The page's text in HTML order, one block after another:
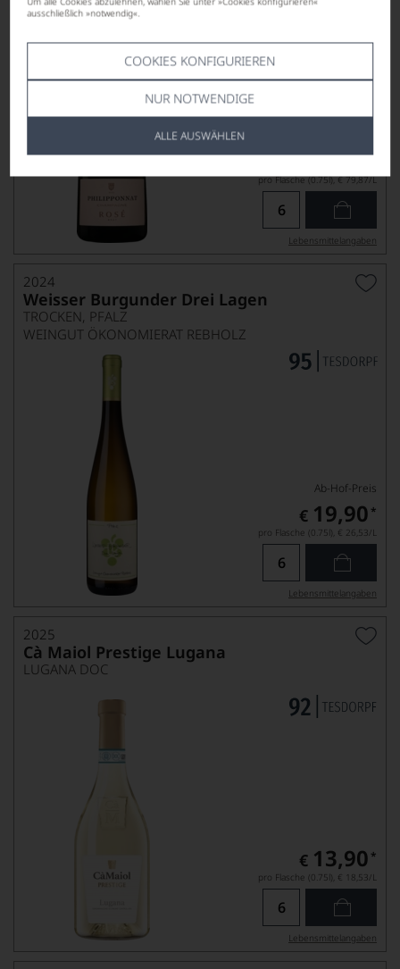
ausschließlich »notwendig«.
COOKIES KONFIGURIEREN
NUR NOTWENDIGE
ALLE AUSWÄHLEN
€59,90*
pro Flasche (0.75l), € 79,87/L
Lebensmittel­angaben
2024
Weisser Burgunder Drei Lagen
TROCKEN, PFALZ
WEINGUT ÖKONOMIERAT REBHOLZ
Ab-Hof-Preis
€ 19,90 *
pro Flasche (0.75l), € 26,53/L
Lebensmittel­angaben
2025
Cà Maiol Prestige Lugana
LUGANA DOC
€ 13,90 *
pro Flasche (0.75l), € 18,53/L
Lebensmittel­angaben